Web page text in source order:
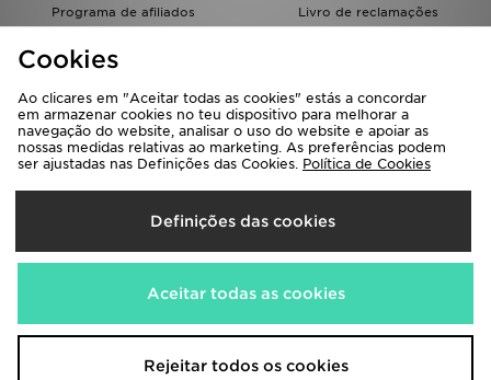
Programa de afiliados
Livro de reclamações
Seleciona O País
Portugal
Aceitamos os seguintes métodos de pagamento
Visita a nossa página corporativa emwww.jdplc.com
Cookies
Ao clicares em "Aceitar todas as cookies" estás a concordar
em armazenar cookies no teu dispositivo para melhorar a
navegação do website, analisar o uso do website e apoiar as
nossas medidas relativas ao marketing. As preferências podem
ser ajustadas nas Definições das Cookies. Política de Cookies
Definições das cookies
Aceitar todas as cookies
Rejeitar todos os cookies